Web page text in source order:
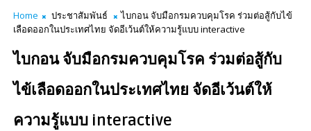
Home ประชาสัมพันธ์
ไบกอน จับมือกรมควบคุมโรค ร่วมต่อสู้กับไข้
เลือดออกในประเทศไทย จัดอีเว้นต์ให้ความรู้แบบ interactive
ไบกอน จับมือกรมควบคุมโรค ร่วมต่อสู้กับ
ไข้เลือดออกในประเทศไทย จัดอีเว้นต์ให้
ความรู้แบบ interactive